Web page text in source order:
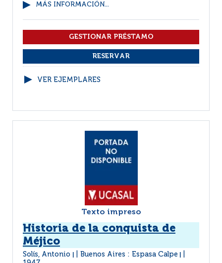
MÁS INFORMACIÓN...
VER EJEMPLARES
Texto impreso
Historia de la conquista de
Méjico
Solís, Antonio Buenos Aires : Espasa Calpe